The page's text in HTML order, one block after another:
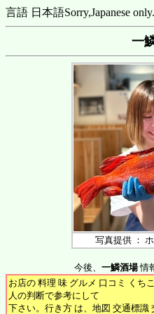
言語 日本語Sorry,Japanese only.
一
写真提供 ：
今後、 一鱗酒場情
お店の 料理 味 グルメ 口コミ くち
人の判断で参考にして
下さい。行き方 は、地図 交通標識